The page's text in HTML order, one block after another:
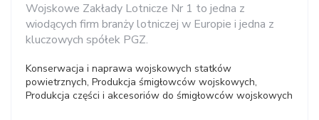
Wojskowe Zakłady Lotnicze Nr 1 to jedna z
wiodących firm branży lotniczej w Europie i jedna z
kluczowych spółek PGZ.
Konserwacja i naprawa wojskowych statków
powietrznych, Produkcja śmigłowców wojskowych,
Produkcja części i akcesoriów do śmigłowców wojskowych